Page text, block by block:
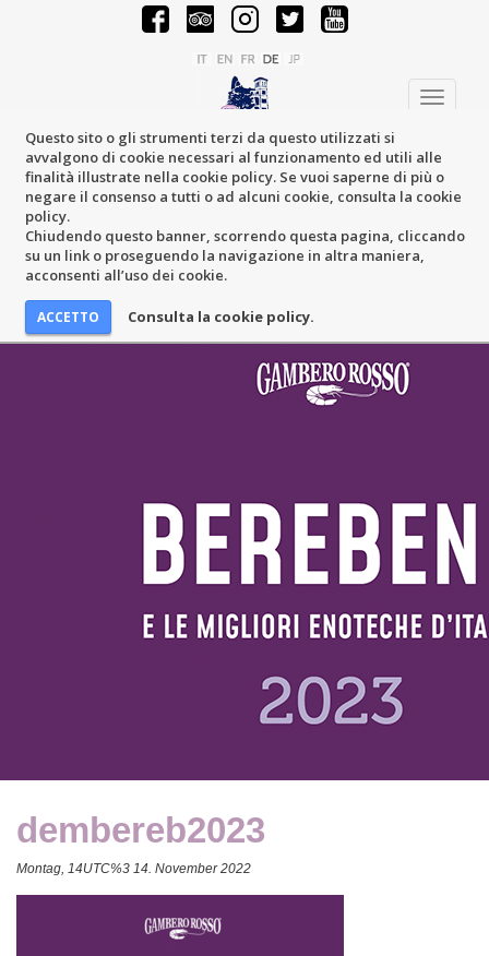
Questo sito o gli strumenti terzi da questo utilizzati si
avvalgono di cookie necessari al funzionamento ed utili alle
finalità illustrate nella cookie policy. Se vuoi saperne di più o
negare il consenso a tutti o ad alcuni cookie, consulta la cookie
policy.
Chiudendo questo banner, scorrendo questa pagina, cliccando
su un link o proseguendo la navigazione in altra maniera,
acconsenti all’uso dei cookie.
Consulta la cookie policy.
Toggle
dembereb2023
Montag, 14UTC%3 14. November 2022